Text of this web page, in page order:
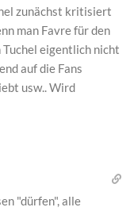
zunächst kritisiert
man Favre für den
eigentlich nicht
auf die Fans
usw.. Wird
"dürfen", alle